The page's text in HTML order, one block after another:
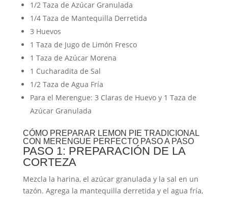
1/2 Taza de Azúcar Granulada
1/4 Taza de Mantequilla Derretida
3 Huevos
1 Taza de Jugo de Limón Fresco
1 Taza de Azúcar Morena
1 Cucharadita de Sal
1/2 Taza de Agua Fría
Para el Merengue: 3 Claras de Huevo y 1 Taza de
Azúcar Granulada
CÓMO PREPARAR LEMON PIE TRADICIONAL
CON MERENGUE PERFECTO PASO A PASO
PASO 1: PREPARACIÓN DE LA
CORTEZA
Mezcla la harina, el azúcar granulada y la sal en un
tazón. Agrega la mantequilla derretida y el agua fría,